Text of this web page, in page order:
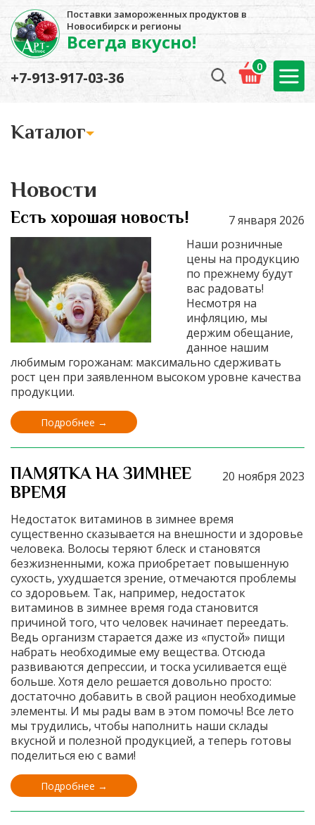
Поставки замороженных продуктов в
Новосибирск и регионы
Всегда вкусно!
+7-913-917-03-36
0
Kаталог
Новости
7 января 2026
Есть хорошая новость!
Наши розничные
цены на продукцию
по прежнему будут
вас радовать!
Несмотря на
инфляцию, мы
держим обещание,
данное нашим
любимым горожанам: максимально сдерживать
рост цен при заявленном высоком уровне качества
продукции.
Подробнее →
20 ноября 2023
ПАМЯТКА НА ЗИМНЕЕ
ВРЕМЯ
Недостаток витаминов в зимнее время
существенно сказывается на внешности и здоровье
человека. Волосы теряют блеск и становятся
безжизненными, кожа приобретает повышенную
сухость, ухудшается зрение, отмечаются проблемы
со здоровьем. Так, например, недостаток
витаминов в зимнее время года становится
причиной того, что человек начинает переедать.
Ведь организм старается даже из «пустой» пищи
набрать необходимые ему вещества. Отсюда
развиваются депрессии, и тоска усиливается ещё
больше. Хотя дело решается довольно просто:
достаточно добавить в свой рацион необходимые
элементы. И мы рады вам в этом помочь! Все лето
мы трудились, чтобы наполнить наши склады
вкусной и полезной продукцией, а теперь готовы
поделиться ею с вами!
Подробнее →